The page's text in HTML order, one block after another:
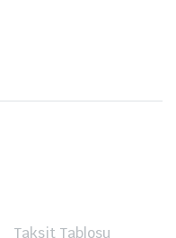
Taksit Tablosu